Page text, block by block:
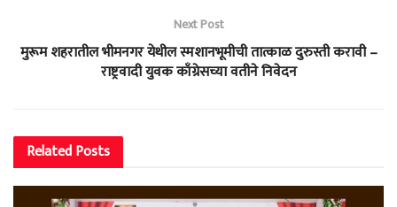
Next Post
मुरूम शहरातील भीमनगर येथील स्मशानभूमीची तात्काळ दुरुस्ती करावी –
राष्ट्रवादी युवक काँग्रेसच्या वतीने निवेदन
RelatedPosts